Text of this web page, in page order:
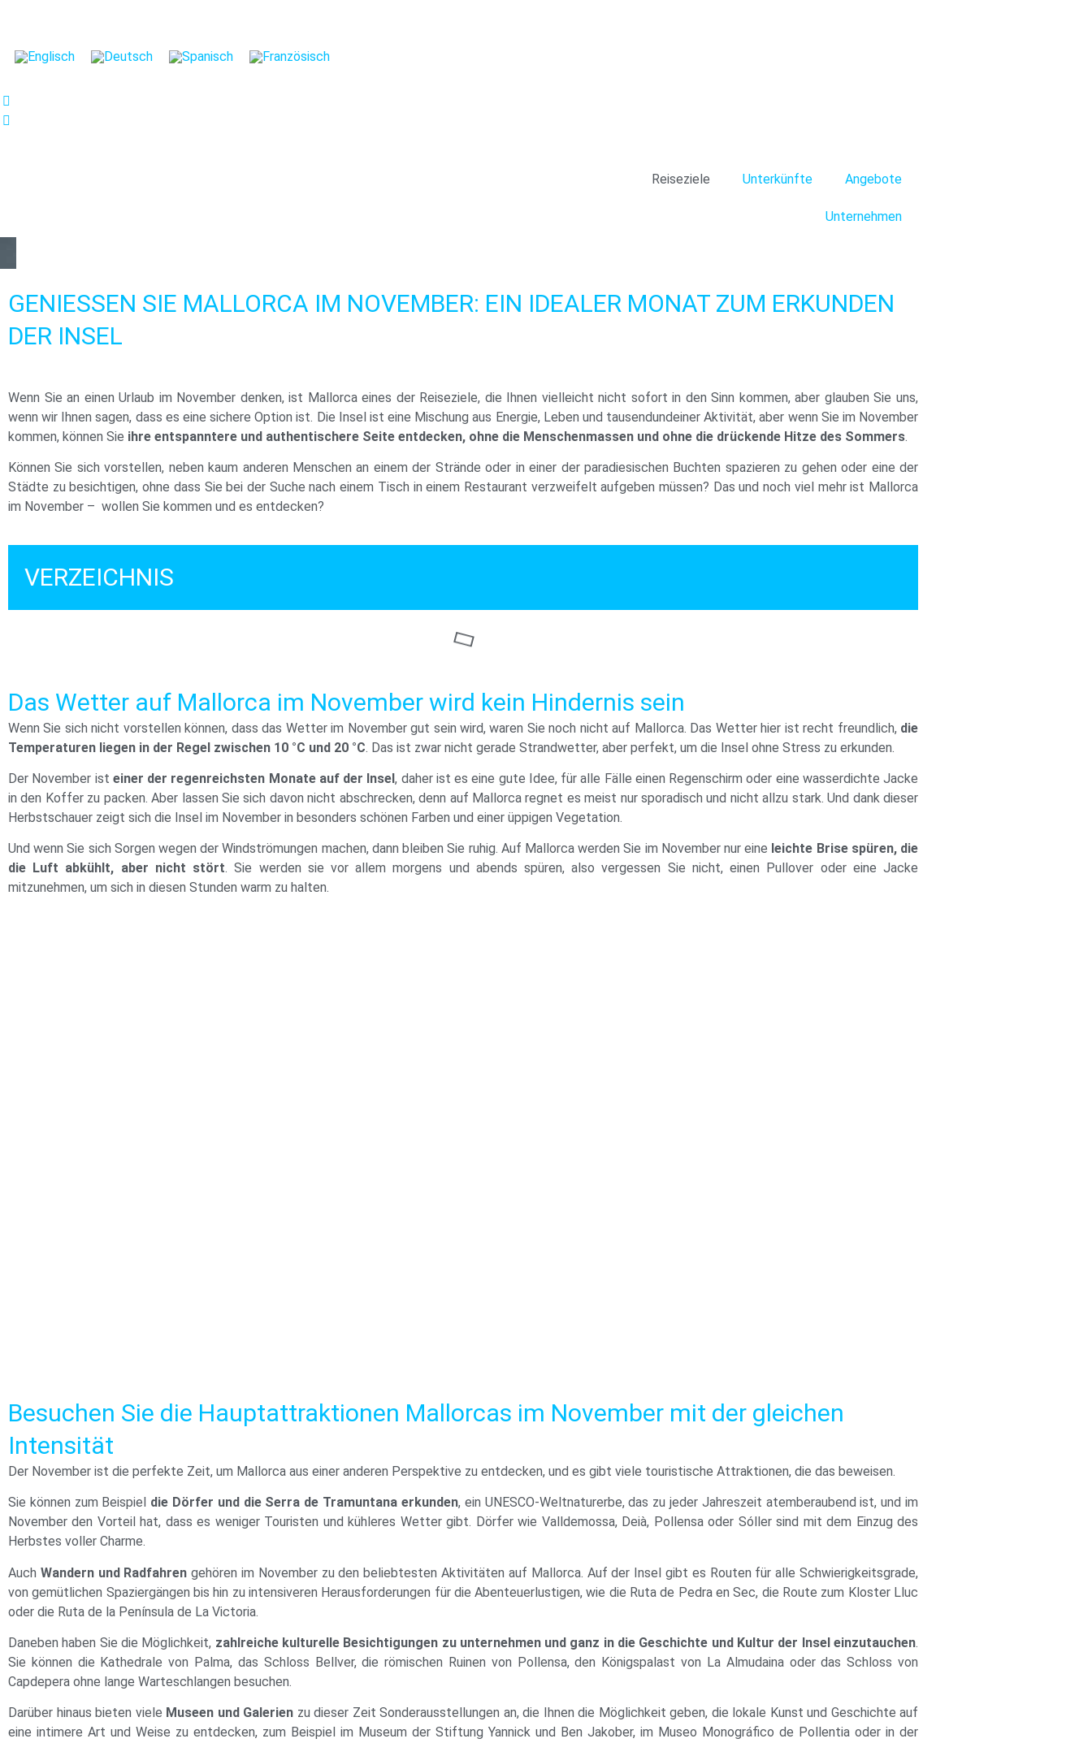
Reiseziele Unterkünfte Angebote
Unternehmen
GENIESSEN SIE MALLORCA IM NOVEMBER: EIN IDEALER MONAT ZUM ERKUNDEN D
ER INSEL
Wenn Sie an einen Urlaub im November denken, ist Mallorca eines der Reiseziele, die Ihnen vielleicht nicht sofort in den Sinn kommen, aber glauben Sie uns,
wenn wir Ihnen sagen, dass es eine sichere Option ist. Die Insel ist eine Mischung aus Energie, Leben und tausendundeiner Aktivität, aber wenn Sie im November
kommen, können Sie ihre entspanntere und authentischere Seite entdecken, ohne die Menschenmassen und ohne die drückende Hitze des Sommers.
Können Sie sich vorstellen, neben kaum anderen Menschen an einem der Strände oder in einer der paradiesischen Buchten spazieren zu gehen oder eine der
Städte zu besichtigen, ohne dass Sie bei der Suche nach einem Tisch in einem Restaurant verzweifelt aufgeben müssen? Das und noch viel mehr ist Mallorca
im November – wollen Sie kommen und es entdecken?
VERZEICHNIS
Das Wetter auf Mallorca im November wird kein Hindernis sein
Wenn Sie sich nicht vorstellen können, dass das Wetter im November gut sein wird, waren Sie noch nicht auf Mallorca. Das Wetter hier ist recht freundlich, die
Temperaturen liegen in der Regel zwischen 10 °C und 20 °C. Das ist zwar nicht gerade Strandwetter, aber perfekt, um die Insel ohne Stress zu erkunden.
Der November ist einer der regenreichsten Monate auf der Insel, daher ist es eine gute Idee, für alle Fälle einen Regenschirm oder eine wasserdichte Jacke
in den Koffer zu packen. Aber lassen Sie sich davon nicht abschrecken, denn auf Mallorca regnet es meist nur sporadisch und nicht allzu stark. Und dank dieser
Herbstschauer zeigt sich die Insel im November in besonders schönen Farben und einer üppigen Vegetation.
Und wenn Sie sich Sorgen wegen der Windströmungen machen, dann bleiben Sie ruhig. Auf Mallorca werden Sie im November nur eine leichte Brise spüren, die
die Luft abkühlt, aber nicht stört. Sie werden sie vor allem morgens und abends spüren, also vergessen Sie nicht, einen Pullover oder eine Jacke
mitzunehmen, um sich in diesen Stunden warm zu halten.
Besuchen Sie die Hauptattraktionen Mallorcas im November mit der gleichen
Intensität
Der November ist die perfekte Zeit, um Mallorca aus einer anderen Perspektive zu entdecken, und es gibt viele touristische Attraktionen, die das beweisen.
Sie können zum Beispiel die Dörfer und die Serra de Tramuntana erkunden, ein UNESCO-Weltnaturerbe, das zu jeder Jahreszeit atemberaubend ist, und im
November den Vorteil hat, dass es weniger Touristen und kühleres Wetter gibt. Dörfer wie Valldemossa, Deià, Pollensa oder Sóller sind mit dem Einzug des
Herbstes voller Charme.
Auch Wandern und Radfahren gehören im November zu den beliebtesten Aktivitäten auf Mallorca. Auf der Insel gibt es Routen für alle Schwierigkeitsgrade,
von gemütlichen Spaziergängen bis hin zu intensiveren Herausforderungen für die Abenteuerlustigen, wie die Ruta de Pedra en Sec, die Route zum Kloster Lluc
oder die Ruta de la Península de La Victoria.
Daneben haben Sie die Möglichkeit, zahlreiche kulturelle Besichtigungen zu unternehmen und ganz in die Geschichte und Kultur der Insel einzutauchen.
Sie können die Kathedrale von Palma, das Schloss Bellver, die römischen Ruinen von Pollensa, den Königspalast von La Almudaina oder das Schloss von
Capdepera ohne lange Warteschlangen besuchen.
Darüber hinaus bieten viele Museen und Galerien zu dieser Zeit Sonderausstellungen an, die Ihnen die Möglichkeit geben, die lokale Kunst und Geschichte auf
eine intimere Art und Weise zu entdecken, zum Beispiel im Museum der Stiftung Yannick und Ben Jakober, im Museo Monográfico de Pollentia oder in der